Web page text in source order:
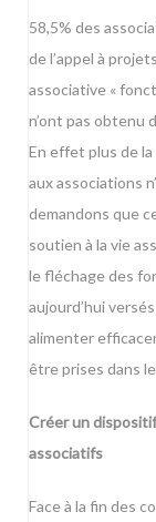
58,5% des
de l’appel à
associative «
n’ont pas obtenu
En effet plus de
aux associations
demandons que
soutien à la vie
le fléchage des
aujourd’hui
alimenter
être prises dans
Créer un
associatifs
Face à la fin des